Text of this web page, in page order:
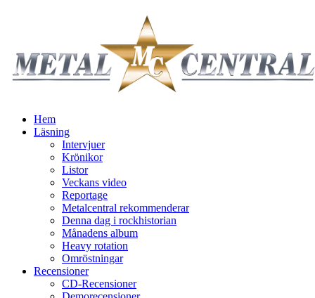
Hem
Läsning
Intervjuer
Krönikor
Listor
Veckans video
Reportage
Metalcentral rekommenderar
Denna dag i rockhistorian
Månadens album
Heavy rotation
Omröstningar
Recensioner
CD-Recensioner